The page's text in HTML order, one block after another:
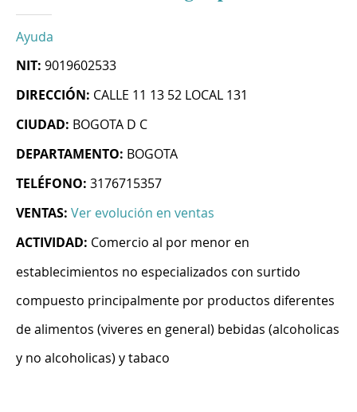
Ayuda
NIT: 9019602533
DIRECCIÓN: CALLE 11 13 52 LOCAL 131
CIUDAD: BOGOTA D C
DEPARTAMENTO: BOGOTA
TELÉFONO: 3176715357
VENTAS: Ver evolución en ventas
ACTIVIDAD: Comercio al por menor en
establecimientos no especializados con surtido
compuesto principalmente por productos diferentes
de alimentos (viveres en general) bebidas (alcoholicas
y no alcoholicas) y tabaco